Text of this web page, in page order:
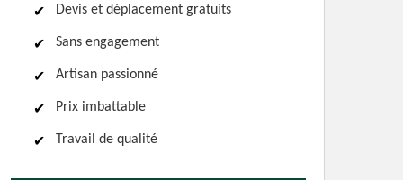
Devis et déplacement gratuits
Sans engagement
Artisan passionné
Prix imbattable
Travail de qualité